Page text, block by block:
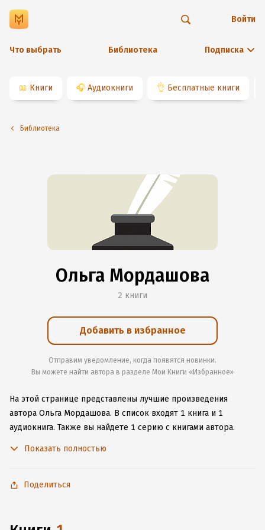
Что выбрать Библиотека Подписка
Войти
📖 Книги 🎧 Аудиокниги 👌 Бесплатные книги
Библиотека
Ольга Мордашова
2 книги
Добавить в избранное
Отправим уведомление, когда появятся новинки.
Вы можете найти автора в разделе Мои Книги «Избранное»
На этой странице представлены лучшие произведения
автора Ольга Мордашова. В список входят 1 книга и 1
аудиокнига. Также вы найдете 1 серию с книгами автора.
Android, чтобы не расставаться с любимыми произведениями
Показать полностью
Поделиться